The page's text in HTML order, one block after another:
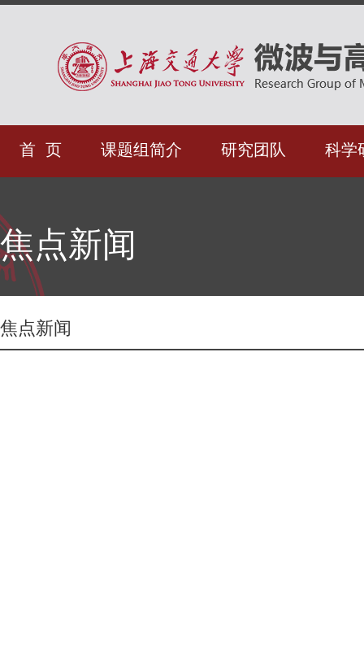
首 页 课题组简介 研究团队 科学
焦点新闻
焦点新闻